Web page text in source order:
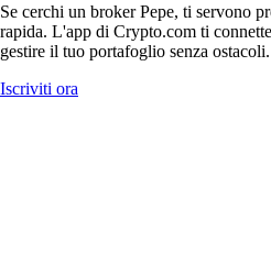
Se cerchi un broker Pepe, ti servono
rapida. L'app di Crypto.com ti
gestire il tuo portafoglio senza ostacoli.
Iscriviti ora